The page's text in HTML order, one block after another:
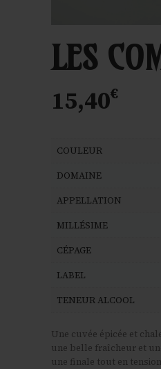
LES
15,40€
COULEUR
DOMAINE
APPELLATION
MILLÉSIME
CÉPAGE
LABEL
TENEUR ALCOOL
Une cuvée épicée et
une belle fraîcheur et
une finale tout en